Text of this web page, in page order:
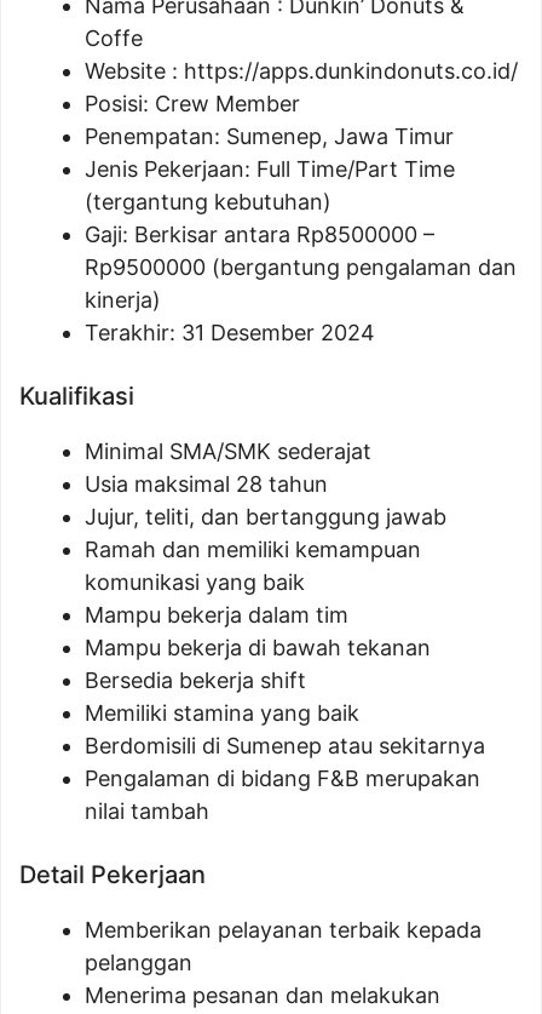
Nama Perusahaan : Dunkin’ Donuts &
Coffe
Website : https://apps.dunkindonuts.co.id/
Posisi: Crew Member
Penempatan: Sumenep, Jawa Timur
Jenis Pekerjaan: Full Time/Part Time
(tergantung kebutuhan)
Gaji: Berkisar antara Rp8500000 –
Rp9500000 (bergantung pengalaman dan
kinerja)
Terakhir: 31 Desember 2024
Kualifikasi
Minimal SMA/SMK sederajat
Usia maksimal 28 tahun
Jujur, teliti, dan bertanggung jawab
Ramah dan memiliki kemampuan
komunikasi yang baik
Mampu bekerja dalam tim
Mampu bekerja di bawah tekanan
Bersedia bekerja shift
Memiliki stamina yang baik
Berdomisili di Sumenep atau sekitarnya
Pengalaman di bidang F&B merupakan
nilai tambah
Detail Pekerjaan
Memberikan pelayanan terbaik kepada
pelanggan
Menerima pesanan dan melakukan